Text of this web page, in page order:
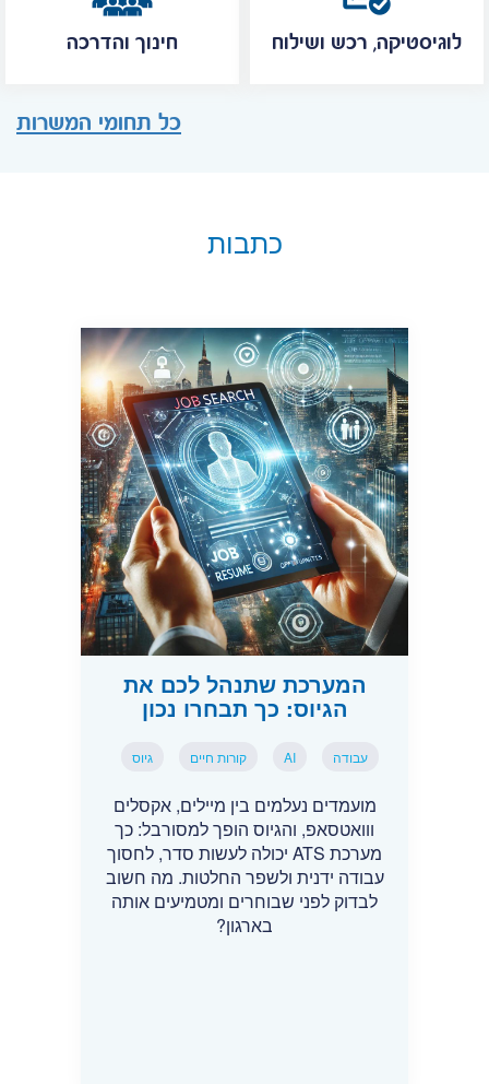
חינוך והדרכה לוגיסטיקה, רכש ושילוח
כל תחומי המשרות
כתבות
המערכת שתנהל לכם את
הגיוס: כך תבחרו נכון
עבודה AI קורות חיים גיוס
מועמדים נעלמים בין מיילים, אקסלים
ווואטסאפ, והגיוס הופך למסורבל: כך
מערכת ATS יכולה לעשות סדר, לחסוך
עבודה ידנית ולשפר החלטות. מה חשוב
לבדוק לפני שבוחרים ומטמיעים אותה
בארגון?